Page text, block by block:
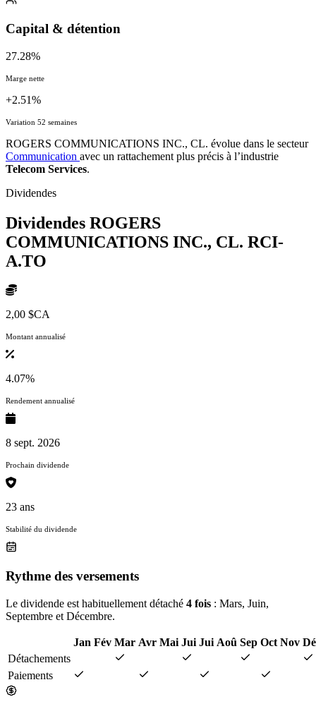
Capital & détention
27.28%
Marge nette
+2.51%
Variation 52 semaines
ROGERS COMMUNICATIONS INC., CL. évolue dans le secteur
Communication avec un rattachement plus précis à l’industrie
Telecom Services.
Dividendes
Dividendes ROGERS
COMMUNICATIONS INC., CL. RCI-
A.TO
2,00 $CA
Montant annualisé
4.07%
Rendement annualisé
8 sept. 2026
Prochain dividende
23 ans
Stabilité du dividende
Rythme des versements
Le dividende est habituellement détaché 4 fois : Mars, Juin,
Septembre et Décembre.
Jan Fév Mar Avr Mai Jui Jui Aoû Sep Oct Nov
Détachements
Paiements